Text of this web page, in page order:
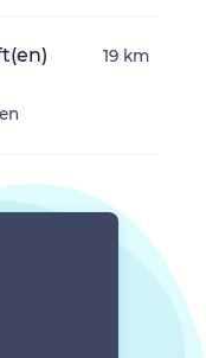
19 km